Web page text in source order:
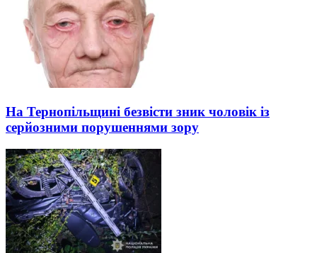
На Тернопільщині безвісти зник чоловік із
серйозними порушеннями зору